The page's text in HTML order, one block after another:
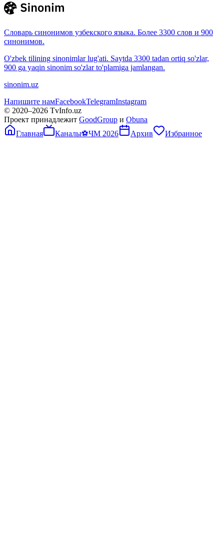
Словарь синонимов узбекского языка. Более 3300 слов и 900
синонимов.
O'zbek tilining sinonimlar lug'ati. Saytda 3300 tadan ortiq so'zlar,
900 ga yaqin sinonim so'zlar to'plamiga jamlangan.
sinonim.uz
Напишите намFacebookTelegramInstagram
© 2020–2026 TvInfo.uz
Проект принадлежит GoodGroup и Obuna
Главная
Каналы⚽ЧМ 2026 Архив Избранное